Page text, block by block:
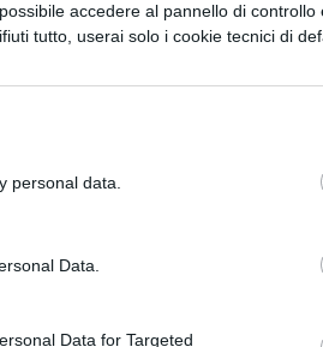
accedere al pannello di controllo
tutto, userai solo i cookie tecnici di
personal data.
Data.
Data for Targeted
da un’accurata
fra metro e
concluso da un punto
periodo che si diffonde
in due parti da una
alla fine del secondo